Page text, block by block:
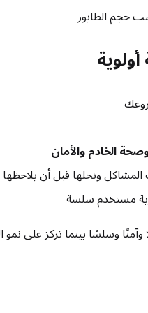
حجم الطابور
الخادم والأمان
ونحلها قبل أن
مستخدم سلسة
وسلسًا بينما تركز على نمو